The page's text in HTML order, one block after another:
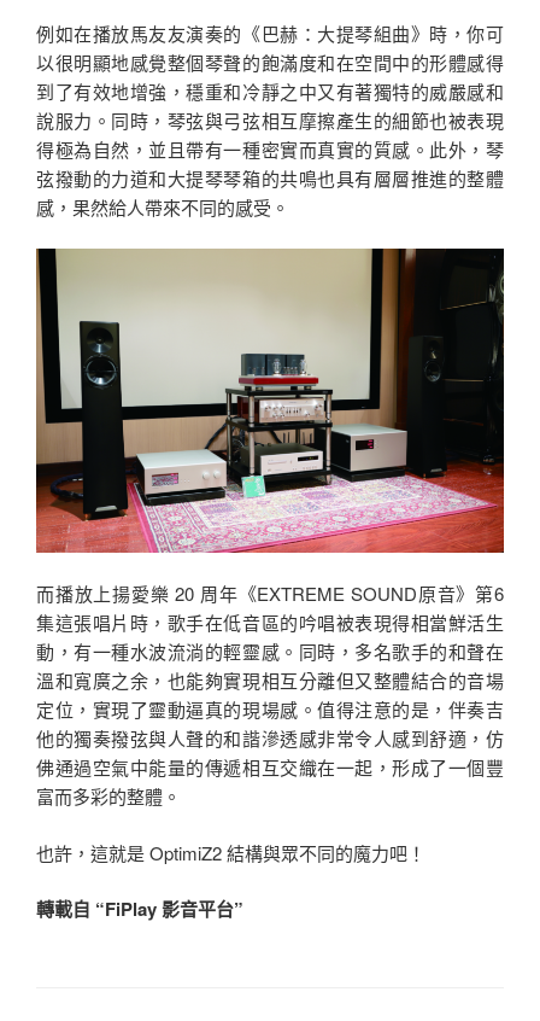
例如在播放馬友友演奏的《巴赫：大提琴組曲》時，你可
以很明顯地感覺整個琴聲的飽滿度和在空間中的形體感得
到了有效地增強，穩重和冷靜之中又有著獨特的威嚴感和
說服力。同時，琴弦與弓弦相互摩擦產生的細節也被表現
得極為自然，並且帶有一種密實而真實的質感。此外，琴
弦撥動的力道和大提琴琴箱的共鳴也具有層層推進的整體
感，果然給人帶來不同的感受。
而播放上揚愛樂 20 周年《EXTREME SOUND原音》第6
集這張唱片時，歌手在低音區的吟唱被表現得相當鮮活生
動，有一種水波流淌的輕靈感。同時，多名歌手的和聲在
溫和寬廣之余，也能夠實現相互分離但又整體結合的音場
定位，實現了靈動逼真的現場感。值得注意的是，伴奏吉
他的獨奏撥弦與人聲的和諧滲透感非常令人感到舒適，仿
佛通過空氣中能量的傳遞相互交織在一起，形成了一個豐
富而多彩的整體。
也許，這就是 OptimiZ2 結構與眾不同的魔力吧！
轉載自 “FiPlay 影音平台”